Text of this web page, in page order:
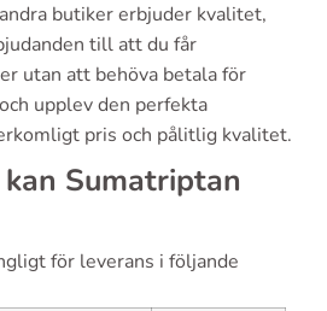
butiker erbjuder kvalitet,
till att du får
utan att behöva betala för
upplev den perfekta
pris och pålitlig kvalitet.
Sumatriptan
för leverans i följande